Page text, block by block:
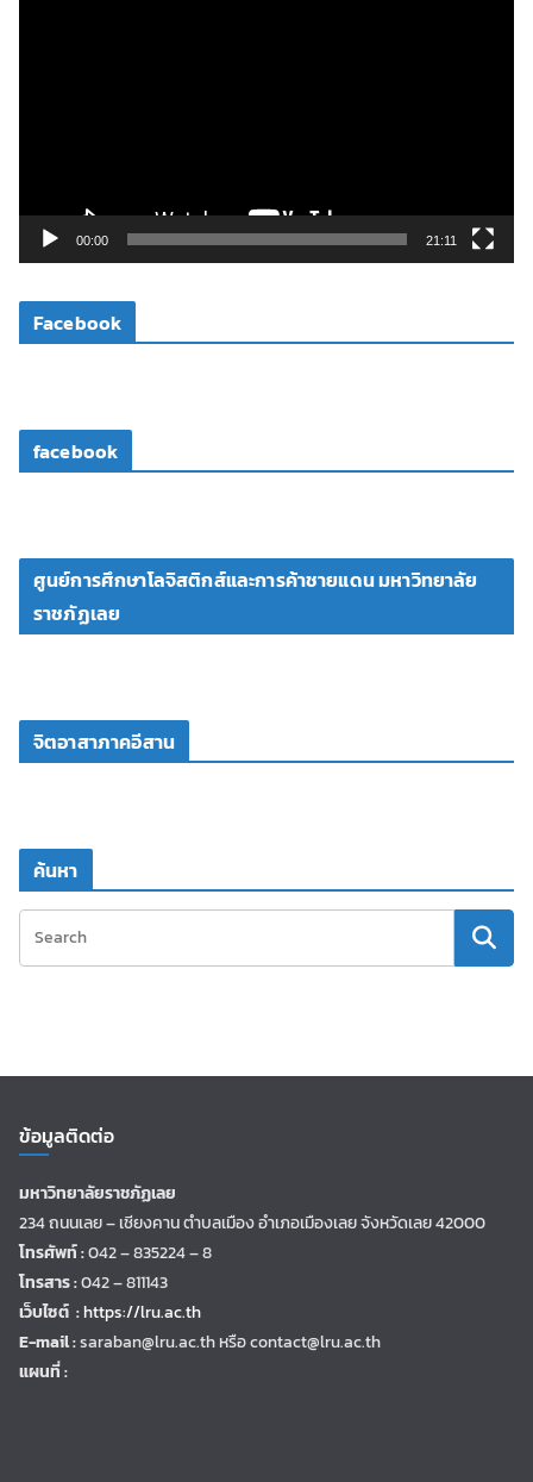
ดี
โ
00:00 21:11
Facebook
facebook
ศูนย์การศึกษาโลจิสติกส์และการค้าชายแดน มหาวิทยาลัย
ราชภัฏเลย
จิตอาสาภาคอีสาน
ค้นหา
ข้อมูลติดต่อ
มหาวิทยาลัยราชภัฏเลย
234 ถนนเลย – เชียงคาน ตำบลเมือง อำเภอเมืองเลย จังหวัดเลย 42000
โทรศัพท์ :042 – 835224 – 8
โทรสาร :042 – 811143
เว็บไซต์ :https://lru.ac.th
E-mail :saraban@lru.ac.thหรือ contact@lru.ac.th
แผนที่ :